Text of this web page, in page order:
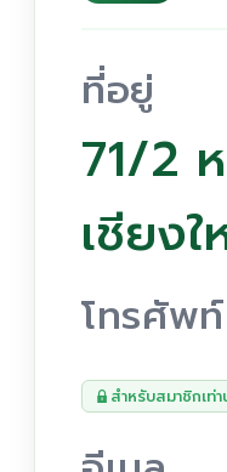
ที่อยู่
71/2
เชียง
โทรศัพท์
สำหรับสมาชิกเท่